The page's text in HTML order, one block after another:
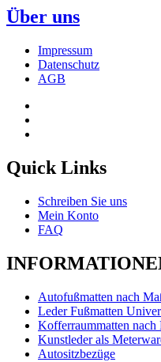
Über uns
Impressum
Datenschutz
AGB
Quick Links
Schreiben Sie uns
Mein Konto
FAQ
Autofußmatten nach
Leder Fußmatten
Kofferraummatten nach
Kunstleder als
Autositzbezüge